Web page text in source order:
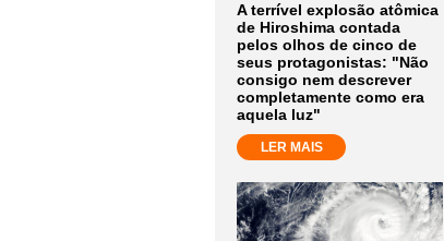
A terrível explosão atômica
de Hiroshima contada
pelos olhos de cinco de
seus protagonistas: "Não
consigo nem descrever
completamente como era
aquela luz"
LER MAIS